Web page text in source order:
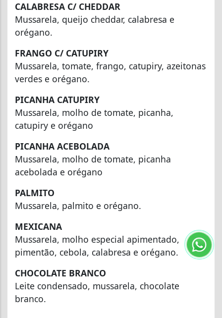
CALABRESA C/ CHEDDAR
Mussarela, queijo cheddar, calabresa e
orégano.
FRANGO C/ CATUPIRY
Mussarela, tomate, frango, catupiry, azeitonas
verdes e orégano.
PICANHA CATUPIRY
Mussarela, molho de tomate, picanha,
catupiry e orégano
PICANHA ACEBOLADA
Mussarela, molho de tomate, picanha
acebolada e orégano
PALMITO
Mussarela, palmito e orégano.
MEXICANA
Mussarela, molho especial apimentado,
pimentão, cebola, calabresa e orégano.
CHOCOLATE BRANCO
Leite condensado, mussarela, chocolate
branco.